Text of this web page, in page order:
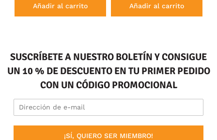
Añadir al carrito Añadir al carrito
SUSCRÍBETE A NUESTRO BOLETÍN Y CONSIGUE
UN 10 % DE DESCUENTO EN TU PRIMER PEDIDO
CON UN CÓDIGO PROMOCIONAL
¡SÍ, QUIERO SER MIEMBRO!